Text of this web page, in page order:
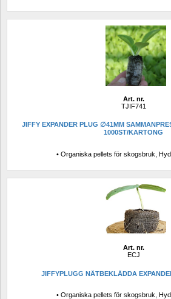
Art. nr.
TJIF741
JIFFY EXPANDER PLUG ∅41MM
1000ST/KARTONG
• Organiska pellets för skogsbruk,
Art. nr.
ECJ
JIFFYPLUGG NÄTBEKLÄDDA
• Organiska pellets för skogsbruk,